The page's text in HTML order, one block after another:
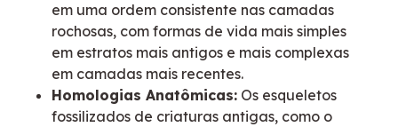
em uma ordem consistente nas camadas
rochosas, com formas de vida mais simples
em estratos mais antigos e mais complexas
em camadas mais recentes.
Homologias Anatômicas: Os esqueletos
fossilizados de criaturas antigas, como o